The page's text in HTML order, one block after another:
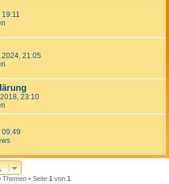
21:05
23:10
09:49
Themen • Seite 1 von 1